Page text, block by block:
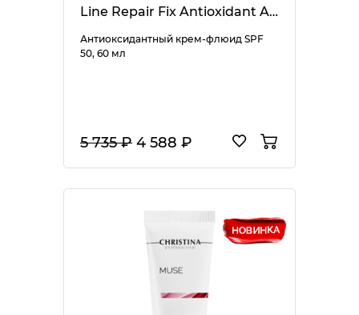
Line Repair Fix Antioxidant Assist SPF 50
Антиоксидантный крем-флюид SPF
50, 60 мл
5 735 ₽ 4 588 ₽